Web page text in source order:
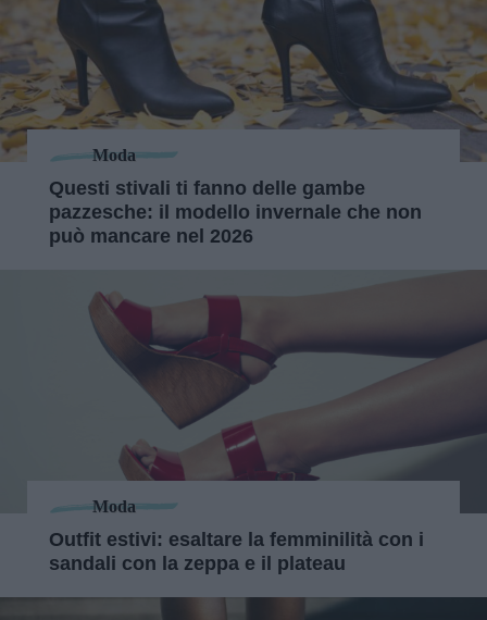
Moda
Questi stivali ti fanno delle gambe
pazzesche: il modello invernale che non
può mancare nel 2026
Moda
Outfit estivi: esaltare la femminilità con i
sandali con la zeppa e il plateau